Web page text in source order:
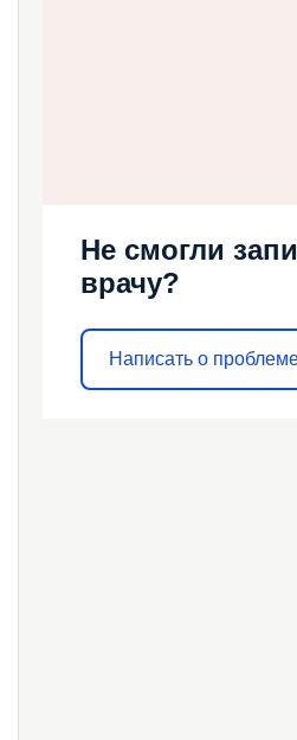
Не смогли
врачу?
Написать о